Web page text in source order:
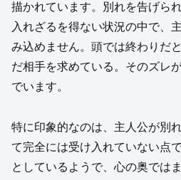
描かれています。別れを告げら
入れざるを得ない状況の中で、
み込めません。頭では終わりだ
だ相手を求めている。そのズレ
でいます。
特に印象的なのは、主人公が別
て完全には受け入れていない点
としているようで、心の奥では